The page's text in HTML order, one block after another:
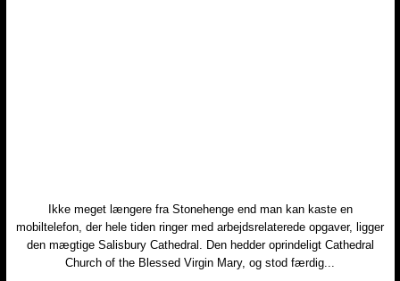
​Ikke meget længere fra Stonehenge end man kan kaste en
mobiltelefon, der hele tiden ringer med arbejdsrelaterede opgaver, ligger
den mægtige Salisbury Cathedral. Den hedder oprindeligt Cathedral
Church of the Blessed Virgin Mary, og stod færdig...